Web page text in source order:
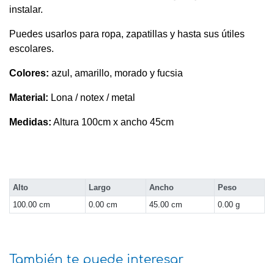
instalar.
Puedes usarlos para ropa, zapatillas y hasta sus útiles
escolares.
Colores: azul, amarillo, morado y fucsia
Material: Lona / notex / metal
Medidas: Altura 100cm x ancho 45cm
Alto Largo Ancho
Peso
100.00 cm
0.00 cm 45.00 cm 0.00 g
También te puede interesar